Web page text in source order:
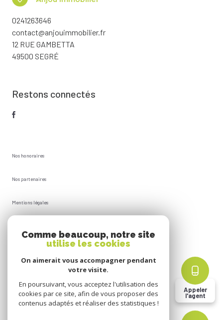
Appeler
l'agent
0241263646
contact@anjouimmobilier.fr
12 RUE GAMBETTA
49500 SEGRÉ
Restons connectés
Nos honoraires
Nos partenaires
Mentions légales
Cookies
Comme beaucoup, notre site
utilise les cookies
On aimerait vous accompagner pendant
votre visite.
En poursuivant, vous acceptez l'utilisation des
cookies par ce site, afin de vous proposer des
contenus adaptés et réaliser des statistiques !